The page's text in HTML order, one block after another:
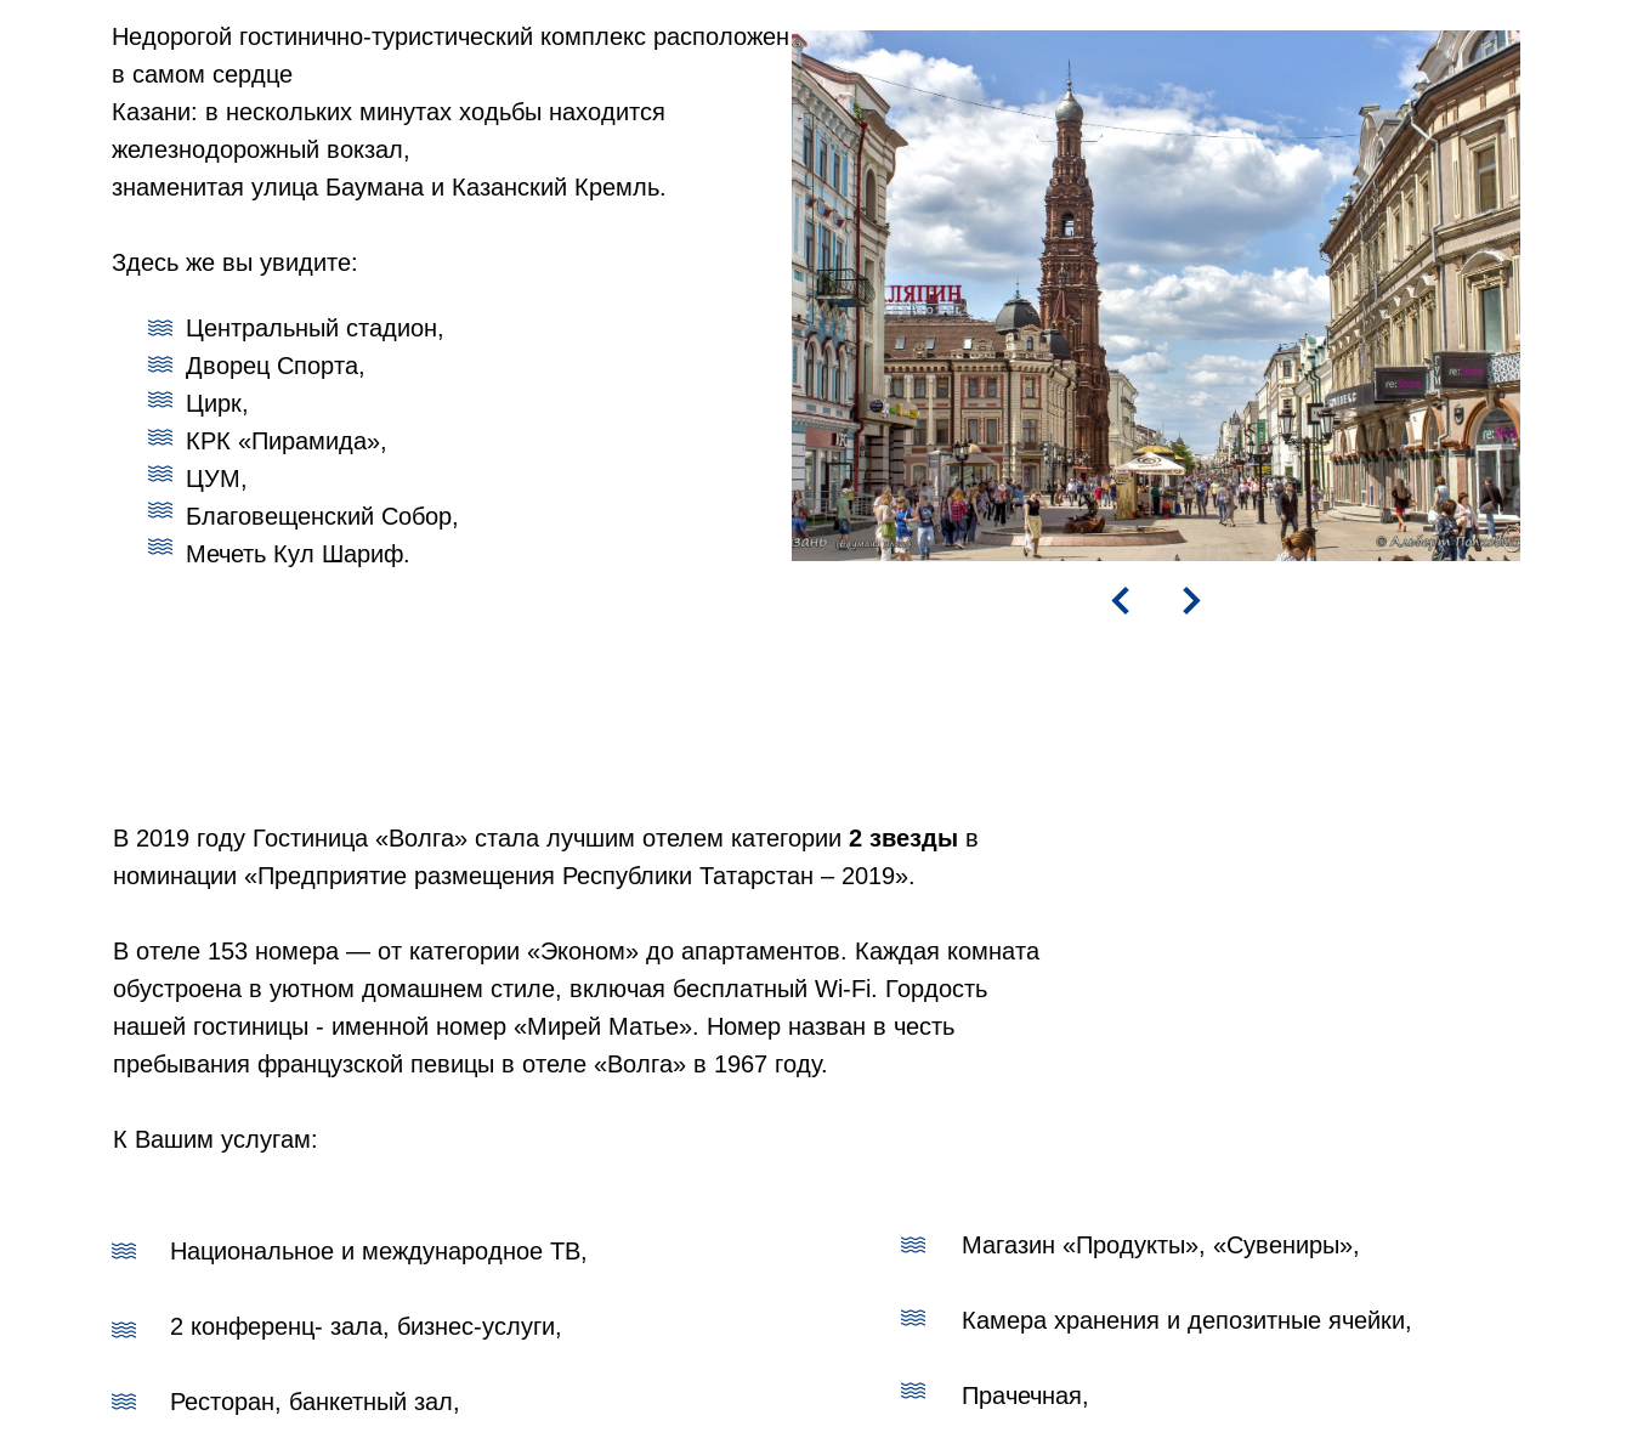
Недорогой гостинично-туристический комплекс расположен
в самом сердце
Казани: в нескольких минутах ходьбы находится
железнодорожный вокзал,
знаменитая улица Баумана и Казанский Кремль.
Здесь же вы увидите:
Центральный стадион,
Дворец Спорта,
Цирк,
КРК «Пирамида»,
ЦУМ,
Благовещенский Собор,
Мечеть Кул Шариф.
В 2019 году Гостиница «Волга» стала лучшим отелем категории 2 звезды в
номинации «Предприятие размещения Республики Татарстан – 2019».
В отеле 153 номера — от категории «Эконом» до апартаментов. Каждая комната
обустроена в уютном домашнем стиле, включая бесплатный Wi-Fi. Гордость
нашей гостиницы - именной номер «Мирей Матье». Номер назван в честь
пребывания французской певицы в отеле «Волга» в 1967 году.
К Вашим услугам:
Магазин «Продукты», «Сувениры»,
Камера хранения и депозитные ячейки,
Прачечная,
Национальное и международное ТВ,
2 конференц- зала, бизнес-услуги,
Ресторан, банкетный зал,